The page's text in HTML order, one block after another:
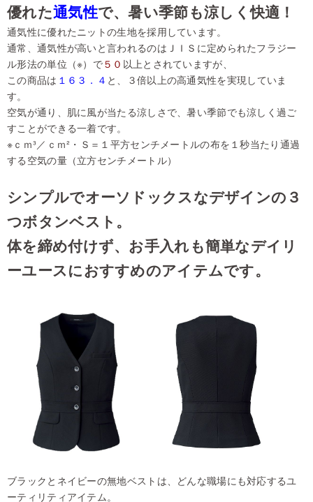
優れた通気性で、暑い季節も涼しく快適！
通気性に優れたニットの生地を採用しています。
通常、通気性が高いと言われるのはＪＩＳに定められたフラジー
ル形法の単位（※）で５０ 以上とされていますが、
この商品は １６３．４ と、３倍以上の高通気性を実現していま
す。
空気が通り、肌に風が当たる涼しさで、暑い季節でも涼しく過ご
すことができる一着です。
※ｃｍ³／ｃｍ²・Ｓ＝１平方センチメートルの布を１秒当たり通過
する空気の量（立方センチメートル）
シンプルでオーソドックスなデザインの３
つボタンベスト。
体を締め付けず、お手入れも簡単なデイリ
ーユースにおすすめのアイテムです。
ブラックとネイビーの無地ベストは、どんな職場にも対応するユ
ーティリティアイテム。